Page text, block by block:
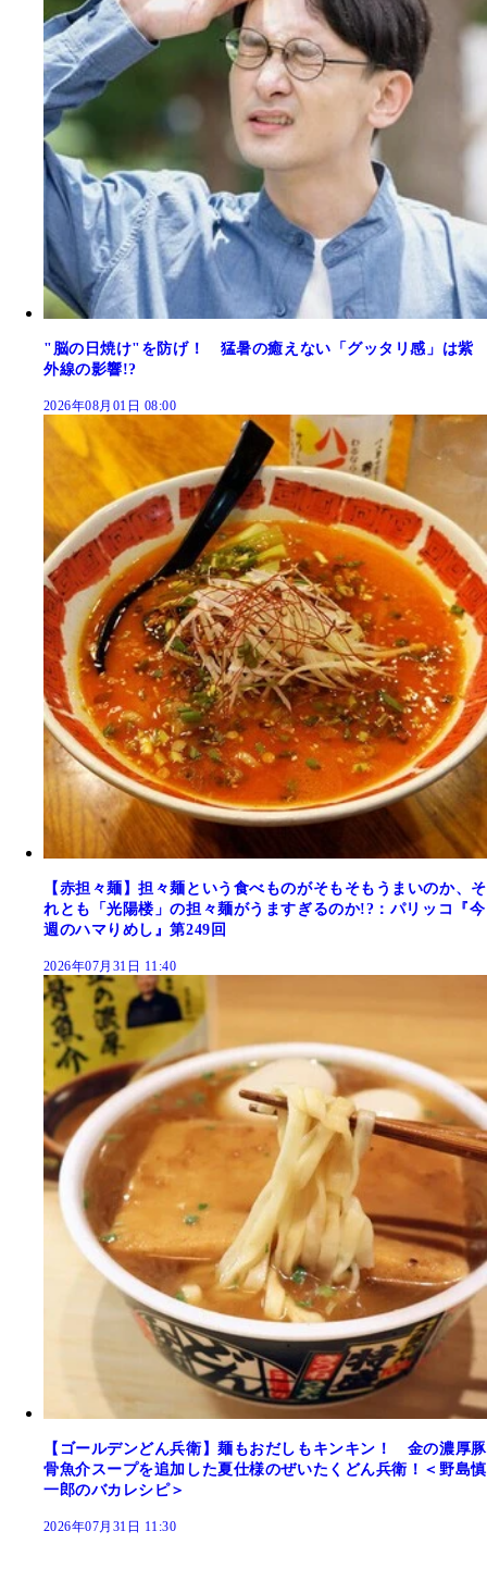
"脳の日焼け"を防げ！ 猛暑の癒えない「グッタリ感」は紫
外線の影響!?
2026年08月01日 08:00
【赤担々麺】担々麺という食べものがそもそもうまいのか、そ
れとも「光陽楼」の担々麺がうますぎるのか!?：パリッコ『今
週のハマりめし』第249回
2026年07月31日 11:40
【ゴールデンどん兵衛】麺もおだしもキンキン！ 金の濃厚豚
骨魚介スープを追加した夏仕様のぜいたくどん兵衛！＜野島慎
一郎のバカレシピ＞
2026年07月31日 11:30